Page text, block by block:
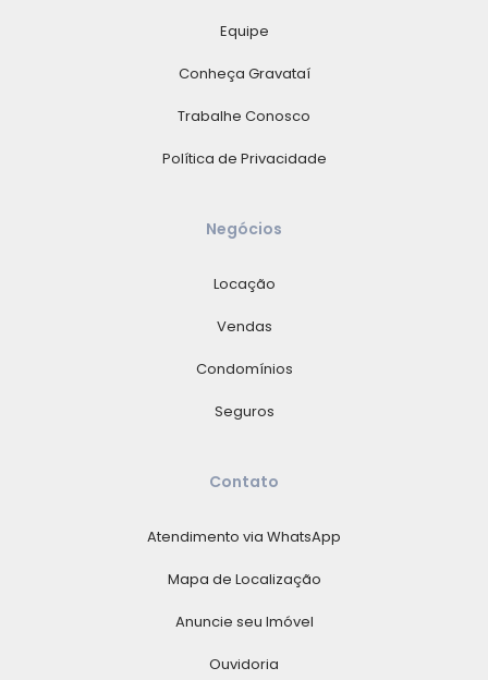
Equipe
Conheça Gravataí
Trabalhe Conosco
Política de Privacidade
Negócios
Locação
Vendas
Condomínios
Seguros
Contato
Atendimento via WhatsApp
Mapa de Localização
Anuncie seu Imóvel
Ouvidoria